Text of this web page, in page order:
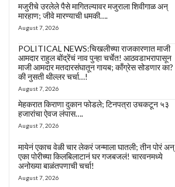
मजुरीचे उरलेले पैसे मागितल्यावर मजुराला शिवीगाळ अन्
मारहाण; जीवे मारण्याची धमकी….
August 7, 2026
POLITICAL NEWS:चिखलीच्या राजकारणात माजी
आमदार राहुल बोंद्रेंचं नाव पुन्हा चर्चेत! आठवडाभरापासून
माजी आमदार मतदारसंघातून गायब; काँग्रेस सोडणार का?
की नुसती थील्लर चर्चा…!
August 7, 2026
मेहकरात किराणा दुकान फोडले; टिनपत्रा उचकटून ५३
हजारांचा ऐवज लंपास….
August 7, 2026
मायेनं एकाच वेळी चार लेकरं जन्माला घातली; तीन पोरं अन्
एका पोरीच्या किलबिलाटानं घर गजबजलं! चारवनमध्ये
अनोख्या बाळंतपणाची चर्चा!
August 7, 2026